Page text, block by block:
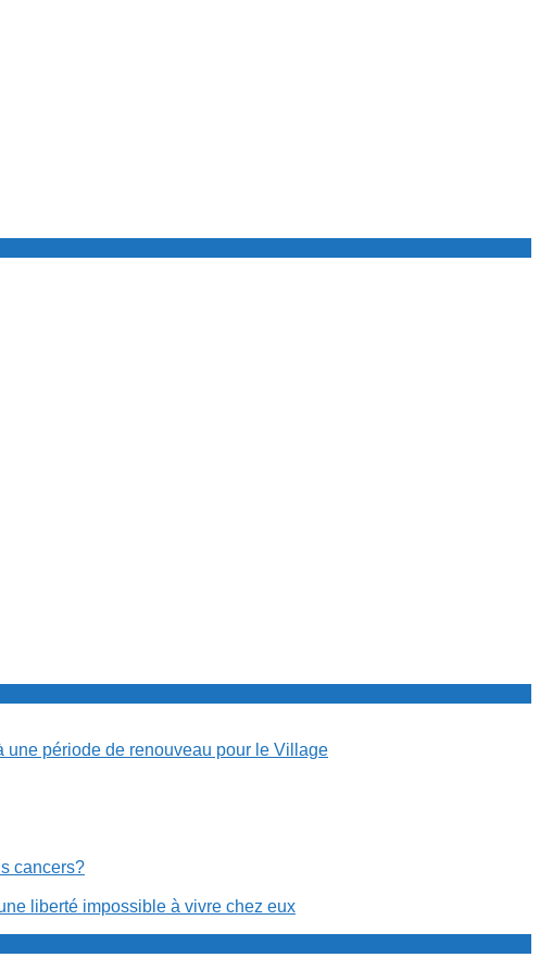
une période de renouveau pour le Village
cancers?
liberté impossible à vivre chez eux